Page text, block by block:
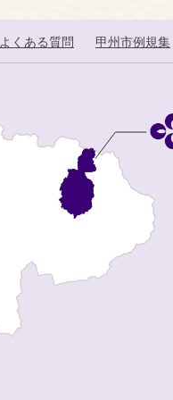
よくある質問 甲州市例規集